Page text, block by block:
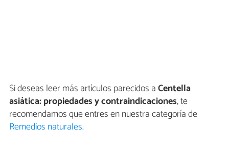
Si deseas leer más artículos parecidos aCentella
asiática: propiedades y contraindicaciones, te
recomendamos que entres en nuestra categoría de
Remedios naturales.